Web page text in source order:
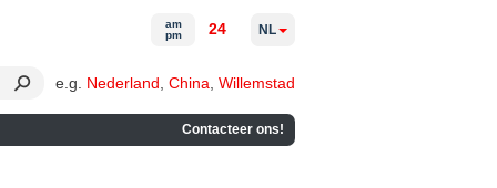
e.g. Nederland China Willemstad
Contacteer ons!
am
pm
24 NL